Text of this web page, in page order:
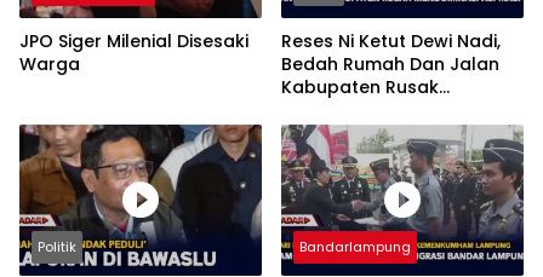
JPO Siger Milenial Disesaki
Warga
Reses Ni Ketut Dewi Nadi,
Bedah Rumah Dan Jalan
Kabupaten Rusak
Politik Bandarlampung